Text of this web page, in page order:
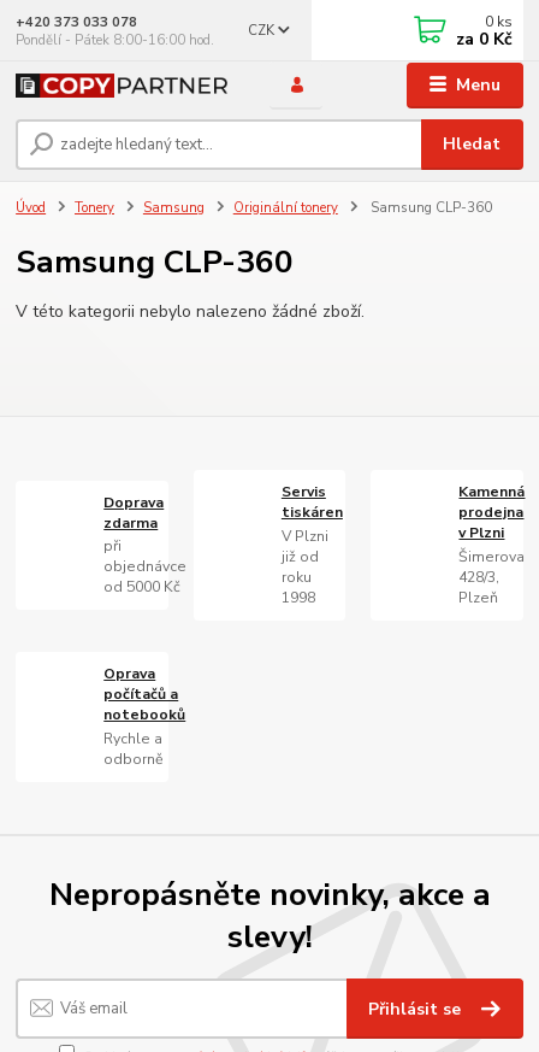
Menu
CZK
Hledat
+420 373 033 078
Pondělí - Pátek 8:00-16:00 hod.
0 ks
za 0 Kč
Úvod Tonery Samsung Originální tonery Samsung CLP-360
Samsung CLP-360
V této kategorii nebylo nalezeno žádné zboží.
Doprava
zdarma
při
objednávce
od 5000 Kč
Servis
tiskáren
V Plzni
již od
roku
1998
Kamenná
prodejna
v Plzni
Šimerova
428/3,
Plzeň
Oprava
počítačů a
notebooků
Rychle a
odborně
Nepropásněte novinky, akce a
slevy!
Přihlásit se